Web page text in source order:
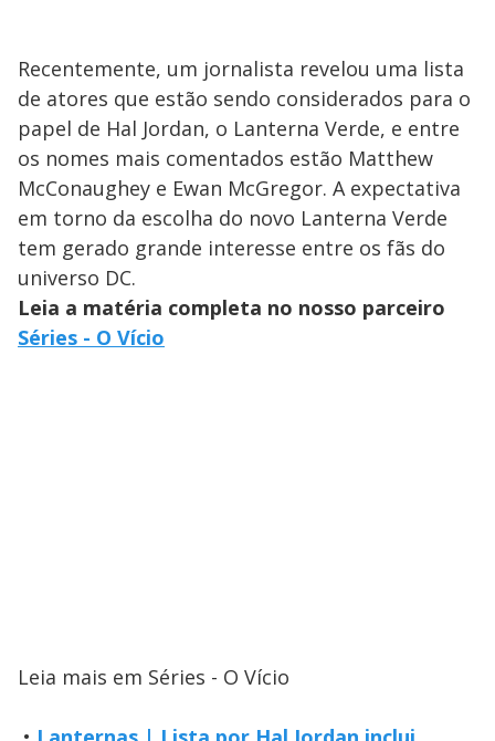
Recentemente, um jornalista revelou uma lista
de atores que estão sendo considerados para o
papel de Hal Jordan, o Lanterna Verde, e entre
os nomes mais comentados estão Matthew
McConaughey e Ewan McGregor. A expectativa
em torno da escolha do novo Lanterna Verde
tem gerado grande interesse entre os fãs do
universo DC.
Leia a matéria completa no nosso parceiro
Séries - O Vício
Leia mais em Séries - O Vício